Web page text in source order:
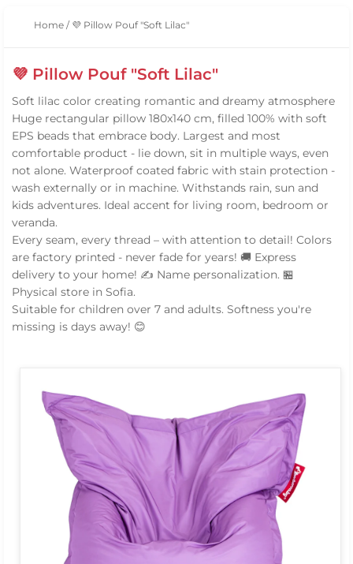
Home / 💜 Pillow Pouf "Soft Lilac"
💜 Pillow Pouf "Soft Lilac"
Soft lilac color creating romantic and dreamy atmosphere
Huge rectangular pillow 180x140 cm, filled 100% with soft
EPS beads that embrace body. Largest and most
comfortable product - lie down, sit in multiple ways, even
not alone. Waterproof coated fabric with stain protection -
wash externally or in machine. Withstands rain, sun and
kids adventures. Ideal accent for living room, bedroom or
veranda.
Every seam, every thread – with attention to detail! Colors
are factory printed - never fade for years! 🚚 Express
delivery to your home! ✍️ Name personalization. 🏪
Physical store in Sofia.
Suitable for children over 7 and adults. Softness you're
missing is days away! 😊